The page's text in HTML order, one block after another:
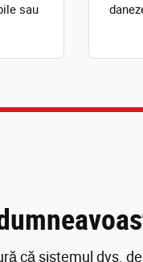
sau
că sistemul dvs.